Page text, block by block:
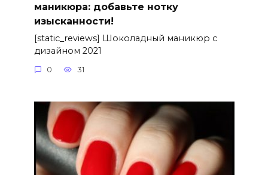
маникюра: добавьте нотку
изысканности!
[static_reviews] Шоколадный маникюр с
дизайном 2021
0 31